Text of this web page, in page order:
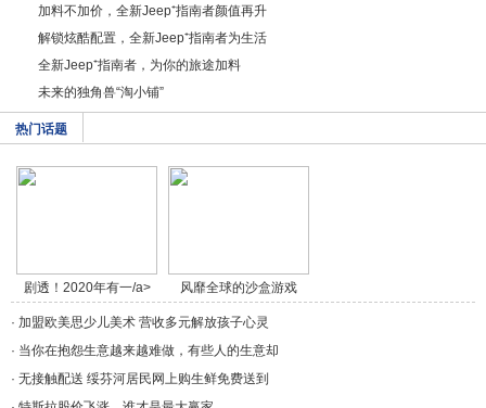
加料不加价，全新Jeep⁺指南者颜值再升
解锁炫酷配置，全新Jeep⁺指南者为生活
全新Jeep⁺指南者，为你的旅途加料
未来的独角兽“淘小铺”
热门话题
剧透！2020年有一/a>
风靡全球的沙盒游戏
《/a>
· 加盟欧美思少儿美术 营收多元解放孩子心灵
· 当你在抱怨生意越来越难做，有些人的生意却
· 无接触配送 绥芬河居民网上购生鲜免费送到